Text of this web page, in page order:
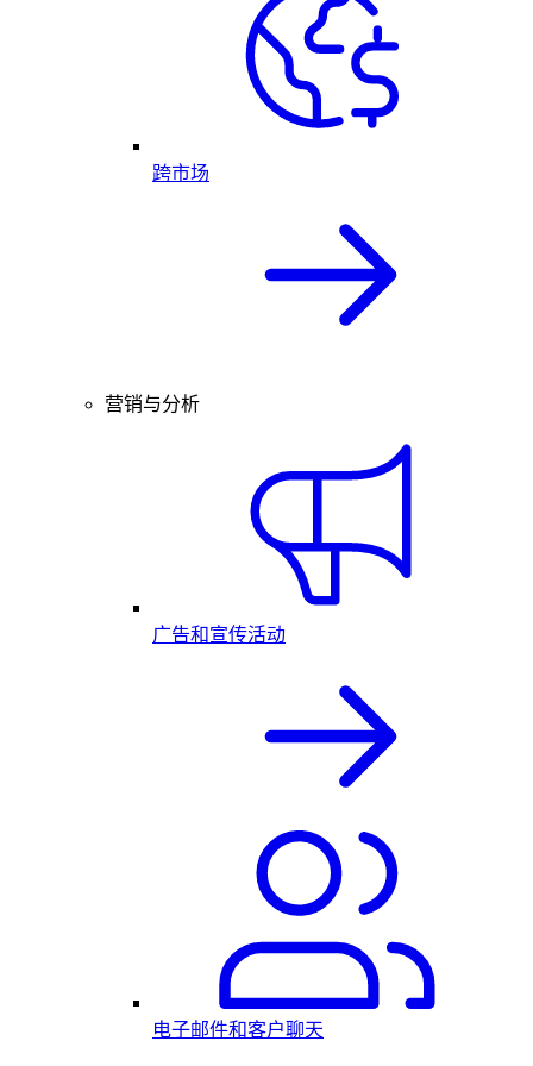
跨市场
营销与分析
广告和宣传活动
电子邮件和客户聊天